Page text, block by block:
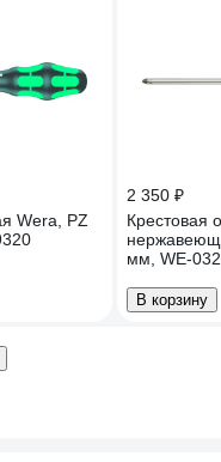
Wera, PZ
2 350 ₽
Крестовая
мм, WE-
В корзину